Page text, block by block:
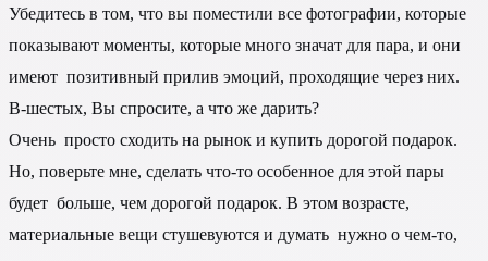
Убедитесь в том, что вы поместили все фотографии, которые
показывают моменты, которые много значат для пара, и они
имеют позитивный прилив эмоций, проходящие через них.
В-шестых, Вы спросите, а что же дарить?
Очень просто сходить на рынок и купить дорогой подарок.
Но, поверьте мне, сделать что-то особенное для этой пары
будет больше, чем дорогой подарок. В этом возрасте,
материальные вещи стушевуются и думать нужно о чем-то,